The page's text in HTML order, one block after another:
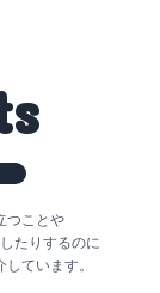
つことや
たりするのに
ています。